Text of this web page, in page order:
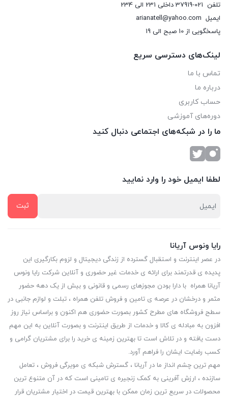
تلفن 37919-021 داخلی 231 الی 234
ایمیل arianatell@yahoo.com
پاسخگویی از 10 صبح الی 19
لینک‌های دسترسی سریع
تماس با ما
درباره ما
حساب کاربری
دوره‌های آموزشی
ما را در شبکه‌های اجتماعی دنبال کنید
لطفا ایمیل خود را وارد نمایید
رایا ونوس آریانا
در عصر اینترنت و استقبال گسترده از زندگی دیجیتال و لزوم بکارگیری این
پدیده ی قدرتمند برای ارائه ی خدمات غیر حضوری و آنلاین شرکت رایا ونوس
آریانا همراه با دارا بودن مجوزهای رسمی و قانونی و بیش از یک دهه حضور
مثمر و درخشان در عرصه ی تامین و فروش تلفن همراه ، تبلت و لوازم جانبی در
سطح فروشگاه های مطرح کشور بصورت حضوری هم اکنون و براساس نیاز روز
افزون به مبادله ی کالا و خدمات از طریق اینترنت و بصورت آنلاین به این مهم
دست یافته و در تلاش است تا بهترین زمینه ی خرید را برای مشتریان گرامی و
کسب رضایت ایشان را فراهم آورد.
مهم ترین چشم انداز ما در آریانا ، گسترش شبکه ی مویرگی فروش ، تعامل
سازنده ، ارزش آفرینی به کمک زنجیره ی تامینی است که در آن متنوع ترین
محصولات در سریع ترین زمان ممکن با بهترین قیمت در اختیار مشتریان قرار